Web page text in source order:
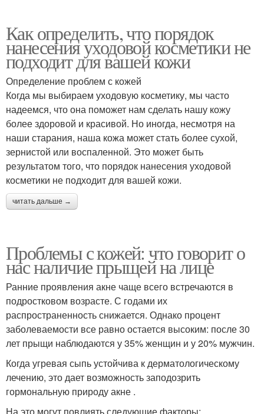
Как определить, что порядок
нанесения уходовой косметики не
подходит для вашей кожи
Определение проблем с кожей
Когда мы выбираем уходовую косметику, мы часто
надеемся, что она поможет нам сделать нашу кожу
более здоровой и красивой. Но иногда, несмотря на
наши старания, наша кожа может стать более сухой,
зернистой или воспаленной. Это может быть
результатом того, что порядок нанесения уходовой
косметики не подходит для вашей кожи.
читать дальше →
Проблемы с кожей: что говорит о
нас наличие прыщей на лице
Ранние проявления акне чаще всего встречаются в
подростковом возрасте. С годами их
распространенность снижается. Однако процент
заболеваемости все равно остается высоким: после 30
лет прыщи наблюдаются у 35% женщин и у 20% мужчин.
Когда угревая сыпь устойчива к дерматологическому
лечению, это дает возможность заподозрить
гормональную природу акне .
На это могут повлиять следующие факторы: